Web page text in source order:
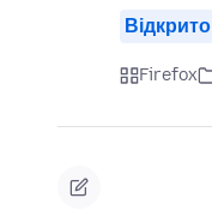
Відкрито
Firefox